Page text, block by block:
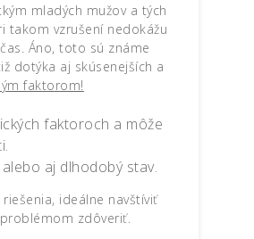
mladých mužov a tých
takom vzrušení nedokážu
Áno, toto sú známe
dotýka aj skúsenejších a
faktorom!
faktoroch a môže
aj dlhodobý stav.
ideálne navštíviť
zdôveriť.